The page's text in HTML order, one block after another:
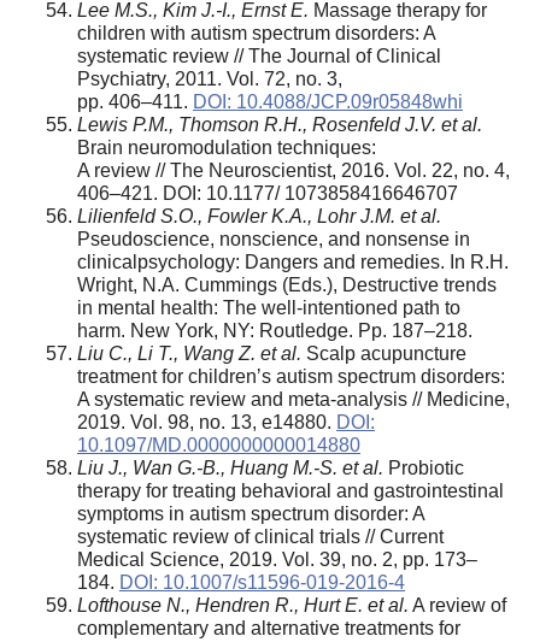
Lee M.S., Kim J.-I., Ernst E. Massage therapy for
children with autism spectrum disorders: A
systematic review // The Journal of Clinical
Psychiatry, 2011. Vol. 72, no. 3,
pp. 406–411. DOI: 10.4088/JCP.09r05848whi
Lewis P.M., Thomson R.H., Rosenfeld J.V. et al.
Brain neuromodulation techniques:
A review // The Neuroscientist, 2016. Vol. 22, no. 4,
406–421. DOI: 10.1177/ 1073858416646707
Lilienfeld S.O., Fowler K.A., Lohr J.M. et al.
Pseudoscience, nonscience, and nonsense in
clinicalpsychology: Dangers and remedies. In R.H.
Wright, N.A. Cummings (Eds.), Destructive trends
in mental health: The well-intentioned path to
harm. New York, NY: Routledge. Pp. 187–218.
Liu C., Li T., Wang Z. et al. Scalp acupuncture
treatment for childrenʼs autism spectrum disorders:
A systematic review and meta-analysis // Medicine,
2019. Vol. 98, no. 13, e14880. DOI:
10.1097/MD.0000000000014880
Liu J., Wan G.-B., Huang M.-S. et al. Probiotic
therapy for treating behavioral and gastrointestinal
symptoms in autism spectrum disorder: A
systematic review of clinical trials // Current
Medical Science, 2019. Vol. 39, no. 2, pp. 173–
184. DOI: 10.1007/s11596-019-2016-4
Lofthouse N., Hendren R., Hurt E. et al. A review of
complementary and alternative treatments for